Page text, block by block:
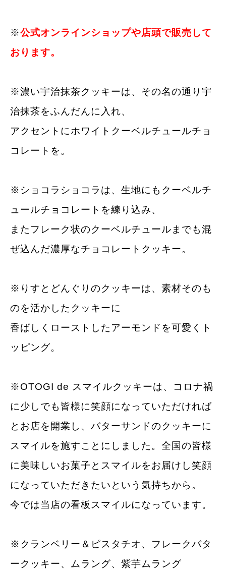
※公式オンラインショップや店頭で販売して
おります。
※濃い宇治抹茶クッキーは、その名の通り宇
治抹茶をふんだんに入れ、
アクセントにホワイトクーベルチュールチョ
コレートを。
※ショコラショコラは、生地にもクーベルチ
ュールチョコレートを練り込み、
またフレーク状のクーベルチュールまでも混
ぜ込んだ濃厚なチョコレートクッキー。
※りすとどんぐりのクッキーは、素材そのも
のを活かしたクッキーに
香ばしくローストしたアーモンドを可愛くト
ッピング。
※OTOGI de スマイルクッキーは、コロナ禍
に少しでも皆様に笑顔になっていただければ
とお店を開業し、バターサンドのクッキーに
スマイルを施すことにしました。全国の皆様
に美味しいお菓子とスマイルをお届けし笑顔
になっていただきたいという気持ちから。
今では当店の看板スマイルになっています。
※クランベリー＆ピスタチオ、フレークバタ
ークッキー、ムラング、紫芋ムラング